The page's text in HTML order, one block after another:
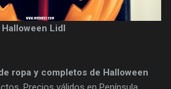
Halloween Lidl
ropa y completos de Halloween